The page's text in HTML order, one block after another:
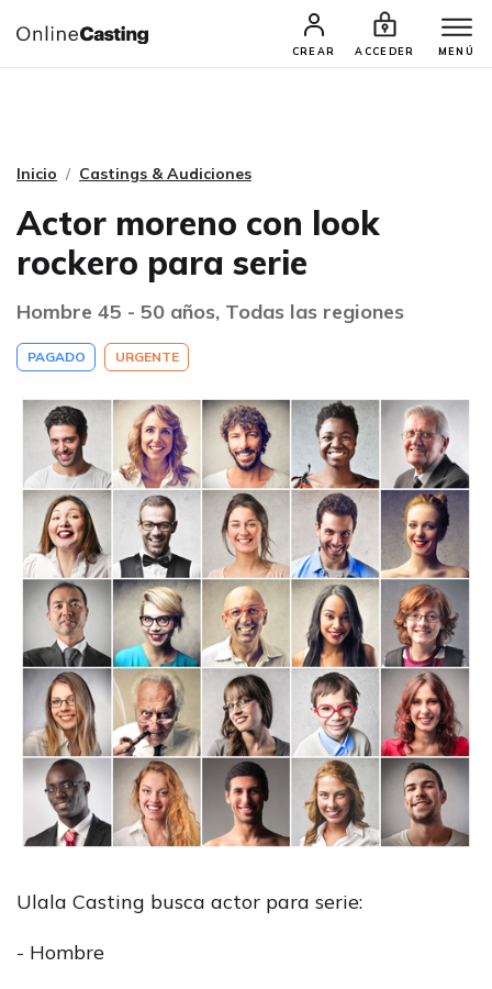
CREAR ACCEDER MENÚ
CASTINGS Y AUDICIONES TALENTOS
Inicio Castings & Audiciones
Actor moreno con look
rockero para serie
Hombre 45 - 50 años, Todas las regiones
PAGADO URGENTE
Ulala Casting busca actor para serie:
- Hombre